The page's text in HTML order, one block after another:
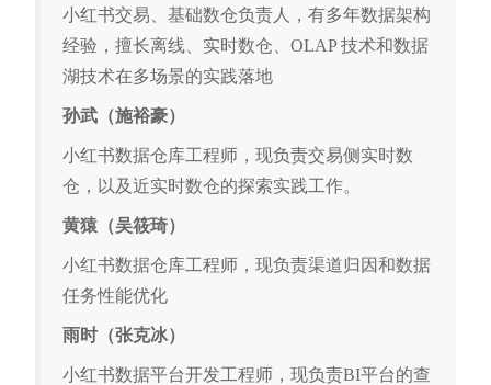
小红书交易、基础数仓负责人，有多年数据架构
经验，擅长离线、实时数仓、OLAP 技术和数据
湖技术在多场景的实践落地
孙武（施裕豪）
小红书数据仓库工程师，现负责交易侧实时数
仓，以及近实时数仓的探索实践工作。
黄猿（吴筱琦）
小红书数据仓库工程师，现负责渠道归因和数据
任务性能优化
雨时（张克冰）
小红书数据平台开发工程师，现负责BI平台的查